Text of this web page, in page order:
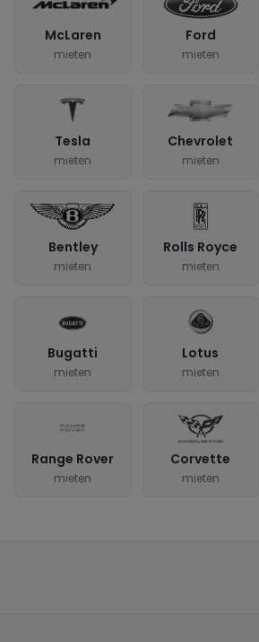
McLaren
mieten
Ford
mieten
Tesla
mieten
Chevrolet
mieten
Bentley
mieten
Rolls Royce
mieten
Bugatti
mieten
Lotus
mieten
Range Rover
mieten
Corvette
mieten